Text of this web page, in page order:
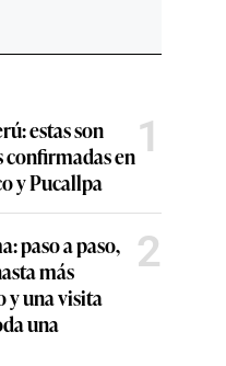
estas son
confirmadas en
y Pucallpa
1
paso a paso,
más
y una visita
una
2